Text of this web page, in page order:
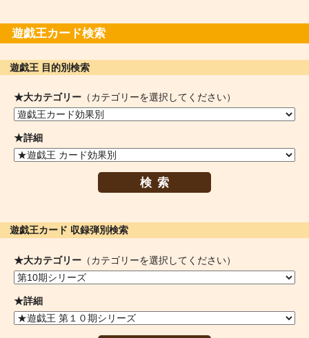
遊戯王カード検索
遊戯王 目的別検索
★大カテゴリー （カテゴリーを選択してください）
★詳細
検索
遊戯王カード 収録弾別検索
★大カテゴリー （カテゴリーを選択してください）
★詳細